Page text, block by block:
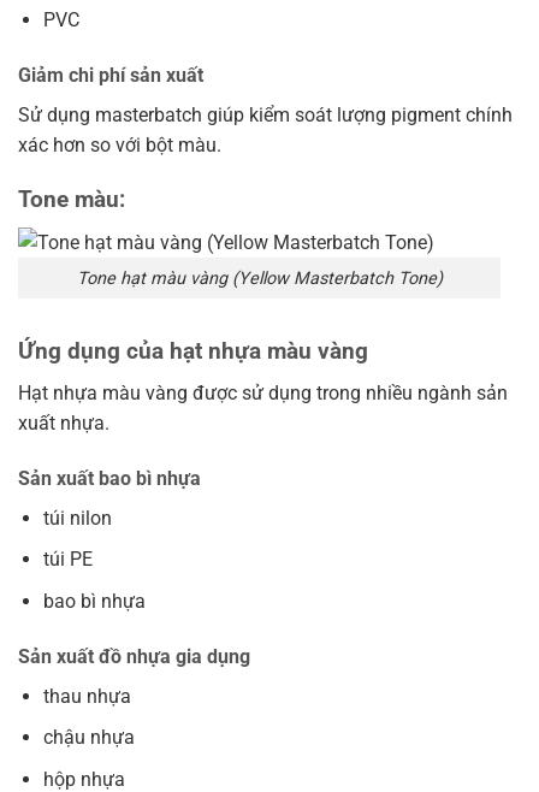
PVC
Giảm chi phí sản xuất
Sử dụng masterbatch giúp kiểm soát lượng pigment chính
xác hơn so với bột màu.
Tone màu:
Tone hạt màu vàng (Yellow Masterbatch Tone)
Ứng dụng của hạt nhựa màu vàng
Hạt nhựa màu vàng được sử dụng trong nhiều ngành sản
xuất nhựa.
Sản xuất bao bì nhựa
túi nilon
túi PE
bao bì nhựa
Sản xuất đồ nhựa gia dụng
thau nhựa
chậu nhựa
hộp nhựa